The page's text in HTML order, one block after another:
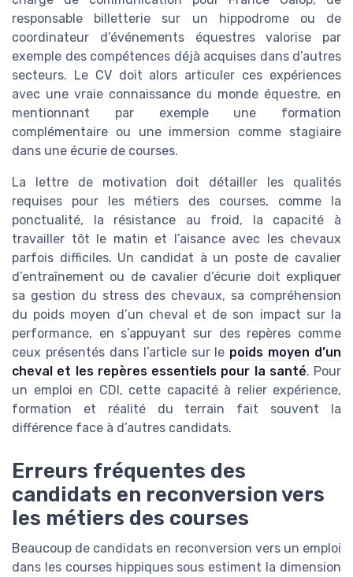
responsable billetterie sur un hippodrome ou de
coordinateur d’événements équestres valorise par
exemple des compétences déjà acquises dans d’autres
secteurs. Le CV doit alors articuler ces expériences
avec une vraie connaissance du monde équestre, en
mentionnant par exemple une formation
complémentaire ou une immersion comme stagiaire
dans une écurie de courses.
La lettre de motivation doit détailler les qualités
requises pour les métiers des courses, comme la
ponctualité, la résistance au froid, la capacité à
travailler tôt le matin et l’aisance avec les chevaux
parfois difficiles. Un candidat à un poste de cavalier
d’entraînement ou de cavalier d’écurie doit expliquer
sa gestion du stress des chevaux, sa compréhension
du poids moyen d’un cheval et de son impact sur la
performance, en s’appuyant sur des repères comme
ceux présentés dans l’article sur le poids moyen d’un
cheval et les repères essentiels pour la santé. Pour
un emploi en CDI, cette capacité à relier expérience,
formation et réalité du terrain fait souvent la
différence face à d’autres candidats.
Erreurs fréquentes des
candidats en reconversion vers
les métiers des courses
Beaucoup de candidats en reconversion vers un emploi
dans les courses hippiques sous estiment la dimension